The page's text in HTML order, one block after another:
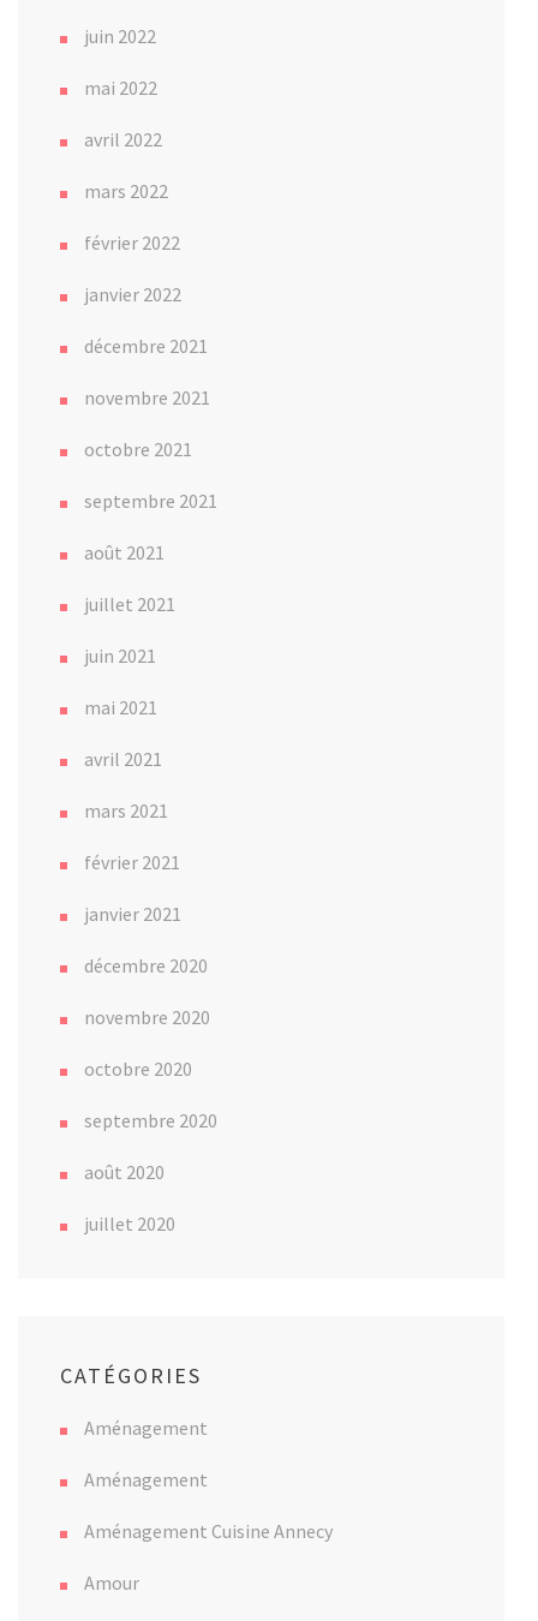
juin 2022
mai 2022
avril 2022
mars 2022
février 2022
janvier 2022
décembre 2021
novembre 2021
octobre 2021
septembre 2021
août 2021
juillet 2021
juin 2021
mai 2021
avril 2021
mars 2021
février 2021
janvier 2021
décembre 2020
novembre 2020
octobre 2020
septembre 2020
août 2020
juillet 2020
CATÉGORIES
Aménagement
Aménagement
Aménagement Cuisine Annecy
Amour